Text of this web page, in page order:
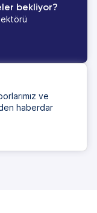
bekliyor?
ve
haberdar